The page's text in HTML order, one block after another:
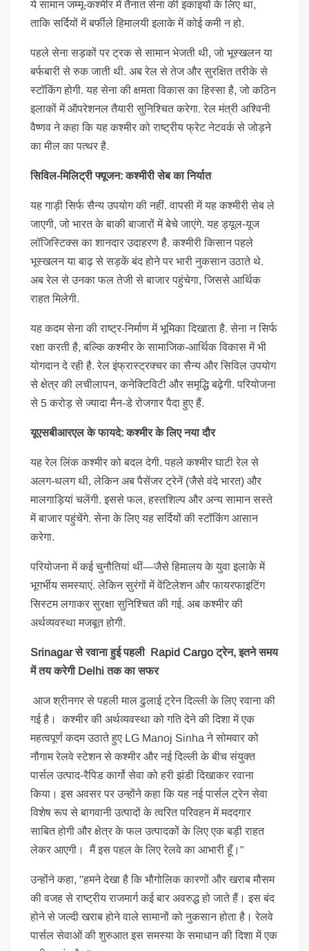
ये सामान जम्मू-कश्मीर में तैनात सेना की इकाइयों के लिए था,
ताकि सर्दियों में बर्फीले हिमालयी इलाके में कोई कमी न हो.
पहले सेना सड़कों पर ट्रक से सामान भेजती थी, जो भूस्खलन या
बर्फबारी से रुक जाती थी. अब रेल से तेज और सुरक्षित तरीके से
स्टॉकिंग होगी. यह सेना की क्षमता विकास का हिस्सा है, जो कठिन
इलाकों में ऑपरेशनल तैयारी सुनिश्चित करेगा. रेल मंत्री अश्विनी
वैष्णव ने कहा कि यह कश्मीर को राष्ट्रीय फ्रेट नेटवर्क से जोड़ने
का मील का पत्थर है.
सिविल-मिलिट्री फ्यूजन: कश्मीरी सेब का निर्यात
यह गाड़ी सिर्फ सैन्य उपयोग की नहीं. वापसी में यह कश्मीरी सेब ले
जाएगी, जो भारत के बाकी बाजारों में बेचे जाएंगे. यह ड्यूल-यूज
लॉजिस्टिक्स का शानदार उदाहरण है. कश्मीरी किसान पहले
भूस्खलन या बाढ़ से सड़कें बंद होने पर भारी नुकसान उठाते थे.
अब रेल से उनका फल तेजी से बाजार पहुंचेगा, जिससे आर्थिक
राहत मिलेगी.
यह कदम सेना की राष्ट्र-निर्माण में भूमिका दिखाता है. सेना न सिर्फ
रक्षा करती है, बल्कि कश्मीर के सामाजिक-आर्थिक विकास में भी
योगदान दे रही है. रेल इंफ्रास्ट्रक्चर का सैन्य और सिविल उपयोग
से क्षेत्र की लचीलापन, कनेक्टिविटी और समृद्धि बढ़ेगी. परियोजना
से 5 करोड़ से ज्यादा मैन-डे रोजगार पैदा हुए हैं.
यूएसबीआरएल के फायदे: कश्मीर के लिए नया दौर
यह रेल लिंक कश्मीर को बदल देगी. पहले कश्मीर घाटी रेल से
अलग-थलग थी, लेकिन अब पैसेंजर ट्रेनें (जैसे वंदे भारत) और
मालगाड़ियां चलेंगी. इससे फल, हस्तशिल्प और अन्य सामान सस्ते
में बाजार पहुंचेंगे. सेना के लिए यह सर्दियों की स्टॉकिंग आसान
करेगा.
परियोजना में कई चुनौतियां थीं—जैसे हिमालय के युवा इलाके में
भूगर्भीय समस्याएं. लेकिन सुरंगों में वेंटिलेशन और फायरफाइटिंग
सिस्टम लगाकर सुरक्षा सुनिश्चित की गई. अब कश्मीर की
अर्थव्यवस्था मजबूत होगी.
Srinagar से रवाना हुई पहली Rapid Cargo ट्रेन, इतने समय
में तय करेगी Delhi तक का सफर
आज श्रीनगर से पहली माल ढुलाई ट्रेन दिल्ली के लिए रवाना की
गई है। कश्मीर की अर्थव्यवस्था को गति देने की दिशा में एक
महत्वपूर्ण कदम उठाते हुए LG Manoj Sinha ने सोमवार को
नौगाम रेलवे स्टेशन से कश्मीर और नई दिल्ली के बीच संयुक्त
पार्सल उत्पाद-रैपिड कार्गो सेवा को हरी झंडी दिखाकर रवाना
किया। इस अवसर पर उन्होंने कहा कि यह नई पार्सल ट्रेन सेवा
विशेष रूप से बागवानी उत्पादों के त्वरित परिवहन में मददगार
साबित होगी और क्षेत्र के फल उत्पादकों के लिए एक बड़ी राहत
लेकर आएगी। मैं इस पहल के लिए रेलवे का आभारी हूँ।"
उन्होंने कहा, "हमने देखा है कि भौगोलिक कारणों और खराब मौसम
की वजह से राष्ट्रीय राजमार्ग कई बार अवरुद्ध हो जाते हैं। इस बंद
होने से जल्दी खराब होने वाले सामानों को नुकसान होता है। रेलवे
पार्सल सेवाओं की शुरुआत इस समस्या के समाधान की दिशा में एक